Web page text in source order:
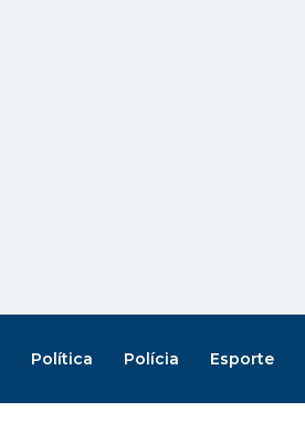
Política Polícia Esporte